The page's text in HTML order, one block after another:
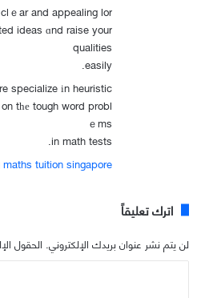
ｅar and appealing lor,
ideas ɑnd raise your
qualities
easily.
specialize іn heuristic
tһе tough word probl
ｅms
in math tests.
tuition singapore
اترك تعليقاً
لن يتم نشر عنوان بريدك الإلكتروني. الحقول